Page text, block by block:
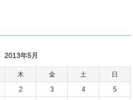
2013年5月
木 金 土
日
2 3 4
5